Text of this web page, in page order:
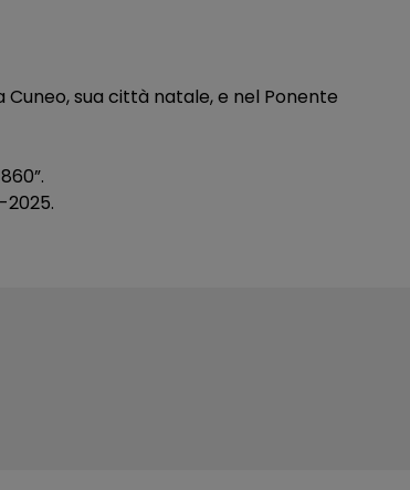
sua città natale, e nel Ponente
2025.